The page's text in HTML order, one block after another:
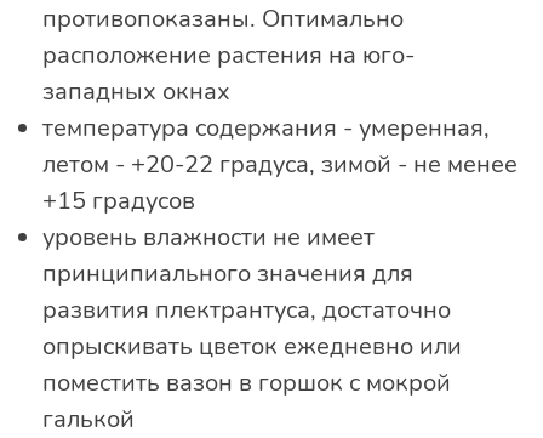
противопоказаны. Оптимально
расположение растения на юго-
западных окнах
температура содержания - умеренная,
летом - +20-22 градуса, зимой - не менее
+15 градусов
уровень влажности не имеет
принципиального значения для
развития плектрантуса, достаточно
опрыскивать цветок ежедневно или
поместить вазон в горшок с мокрой
галькой